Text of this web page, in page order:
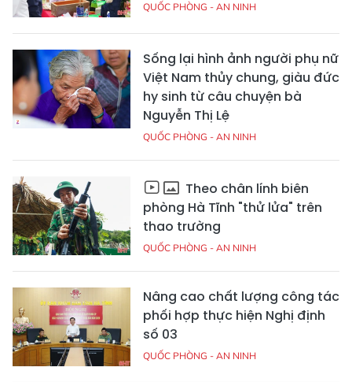
QUỐC PHÒNG - AN NINH
Sống lại hình ảnh người phụ nữ
Việt Nam thủy chung, giàu đức
hy sinh từ câu chuyện bà
Nguyễn Thị Lệ
QUỐC PHÒNG - AN NINH
Theo chân lính biên
phòng Hà Tĩnh "thử lửa" trên
thao trường
QUỐC PHÒNG - AN NINH
Nâng cao chất lượng công tác
phối hợp thực hiện Nghị định
số 03
QUỐC PHÒNG - AN NINH